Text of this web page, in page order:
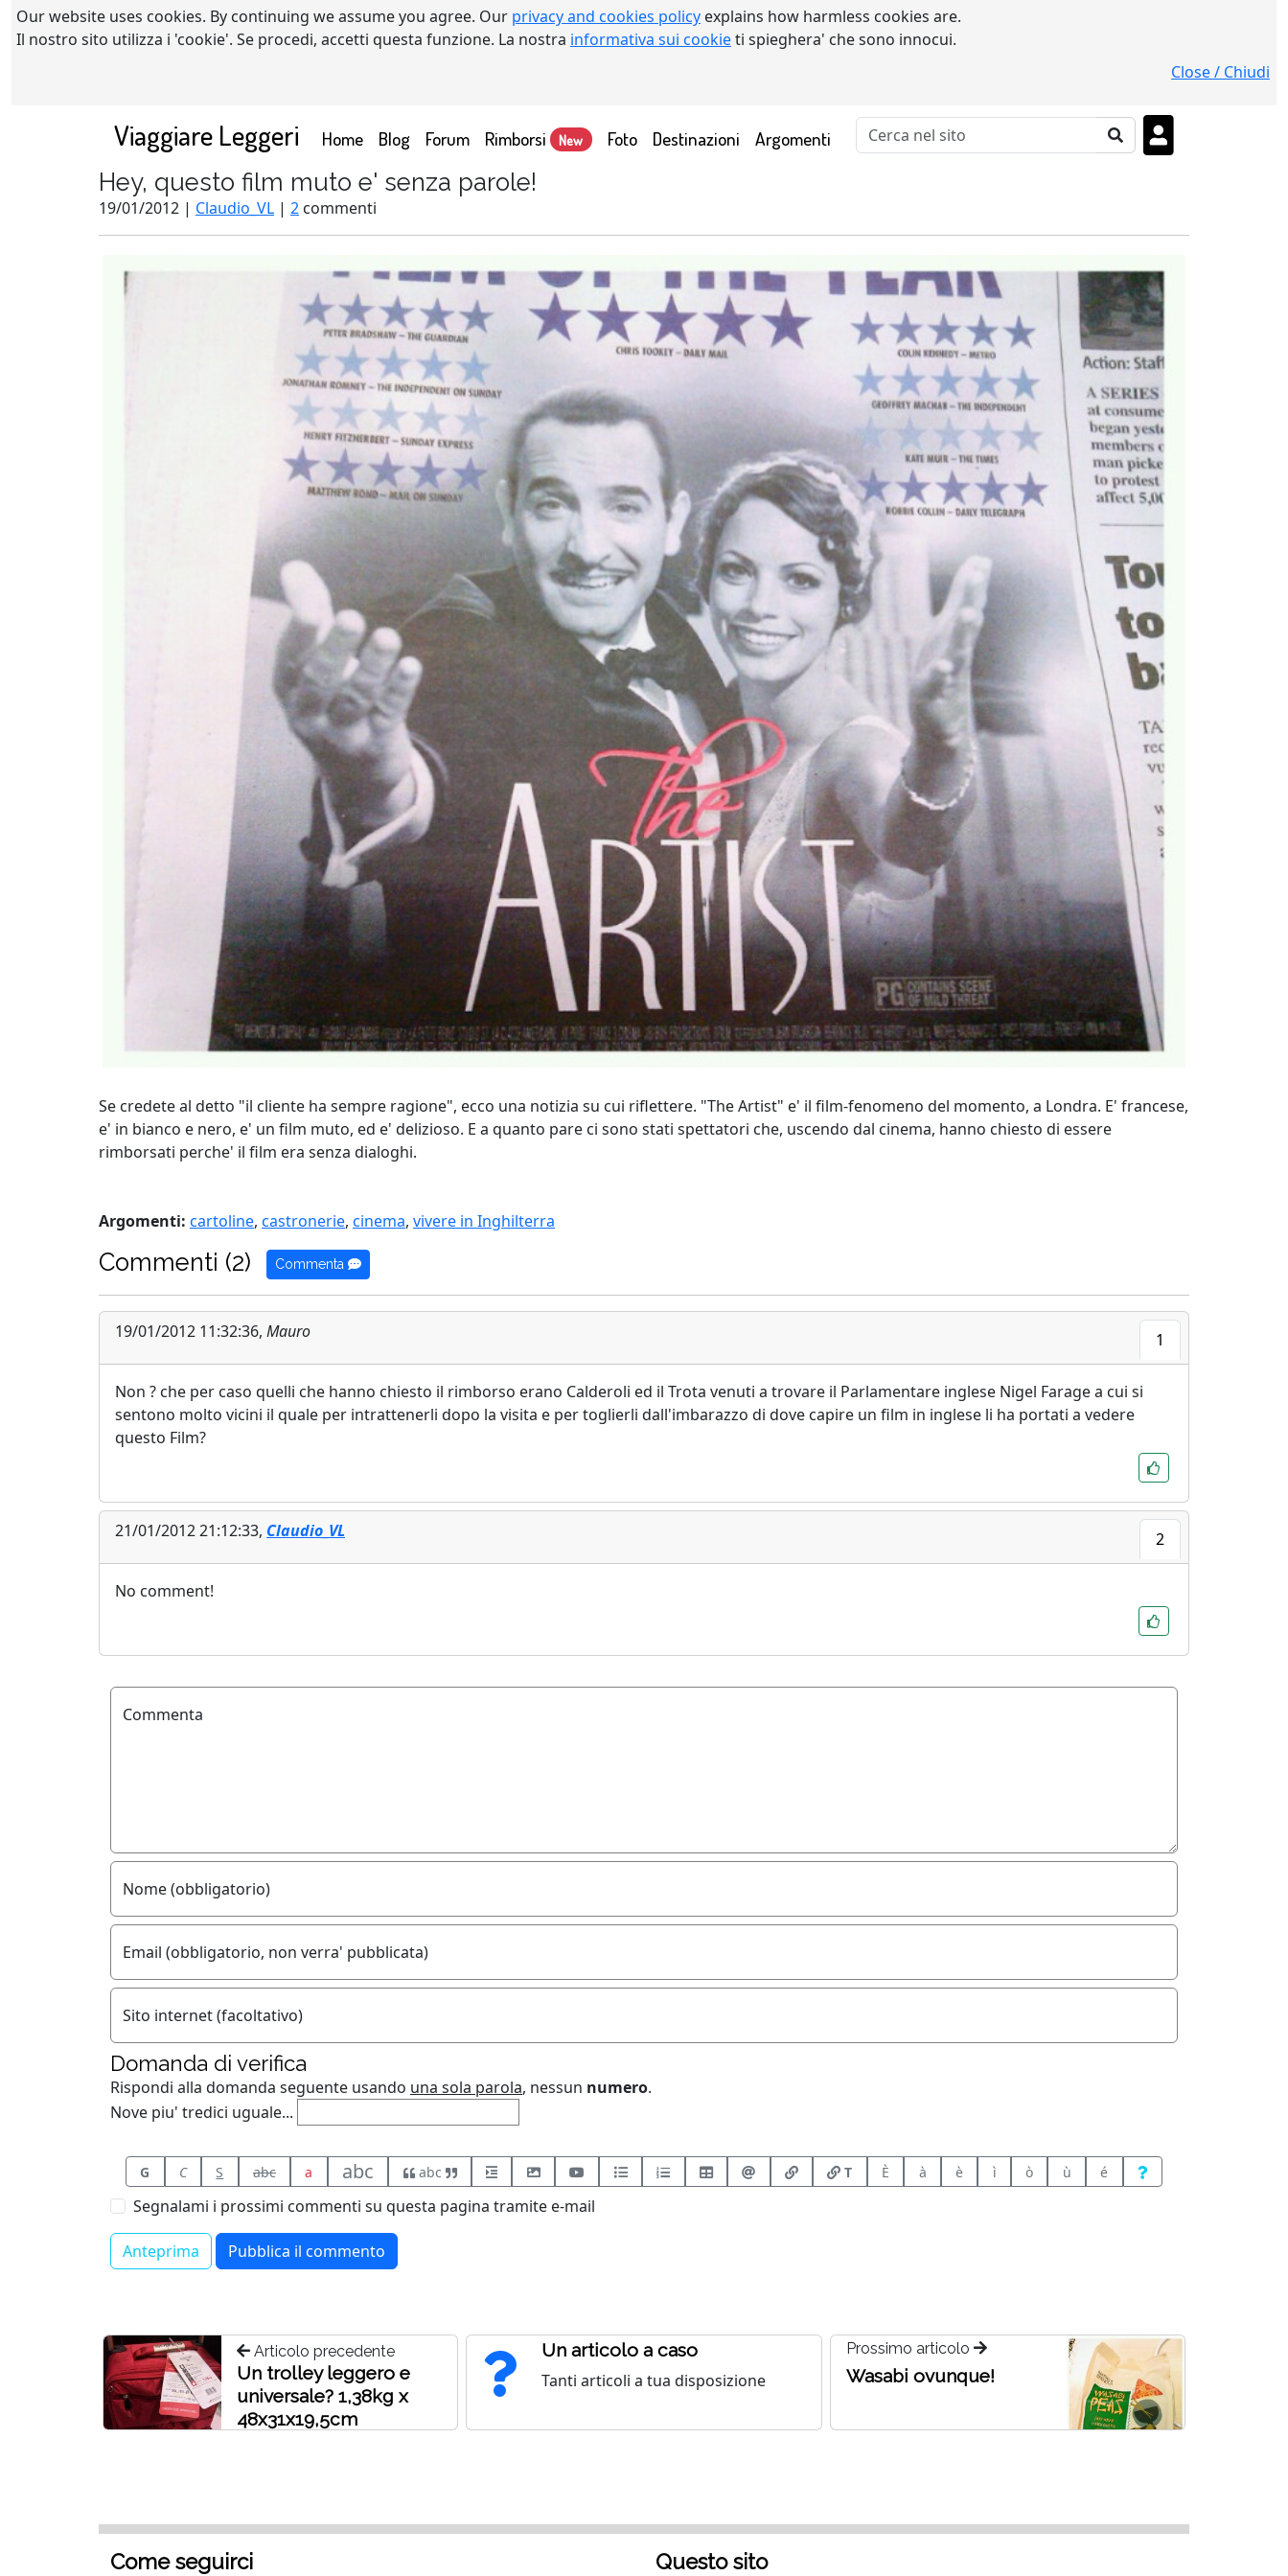
Our website uses cookies. By continuing we assume you agree. Our privacy and cookies policy explains how harmless cookies are.
Il nostro sito utilizza i 'cookie'. Se procedi, accetti questa funzione. La nostra informativa sui cookieti spieghera' che sono innocui.
Close / Chiudi
Viaggiare Leggeri Home(current)
Blog Forum Rimborsi New Foto Destinazioni Argomenti
Hey, questo film muto e' senza parole!
19/01/2012 | Claudio_VL | 2 commenti
Se credete al detto "il cliente ha sempre ragione", ecco una notizia su cui riflettere. "The Artist" e' il film-fenomeno del momento, a Londra. E' francese,
e' in bianco e nero, e' un film muto, ed e' delizioso. E a quanto pare ci sono stati spettatori che, uscendo dal cinema, hanno chiesto di essere
rimborsati perche' il film era senza dialoghi.
Argomenti: cartoline, castronerie, cinema, vivere in Inghilterra
Commenti (2) Commenta
19/01/2012 11:32:36, Mauro 1
Non ? che per caso quelli che hanno chiesto il rimborso erano Calderoli ed il Trota venuti a trovare il Parlamentare inglese Nigel Farage a cui si
sentono molto vicini il quale per intrattenerli dopo la visita e per toglierli dall'imbarazzo di dove capire un film in inglese li ha portati a vedere
questo Film?
21/01/2012 21:12:33, Claudio_VL 2
No comment!
Commenta
Nome (obbligatorio)
Email (obbligatorio, non verra' pubblicata)
Sito internet (facoltativo)
Domanda di verifica
Rispondi alla domanda seguente usando una sola parola, nessun numero.
Nove piu' tredici uguale...
G C S abc a abc abc T È à è ì ò ù é
Segnalami i prossimi commenti su questa pagina tramite e-mail
Articolo precedente
Un trolley leggero e
universale? 1,38kg x
48x31x19,5cm
Un articolo a caso
Tanti articoli a tua disposizione
Prossimo articolo
Wasabi ovunque!
Come seguirci Questo sito